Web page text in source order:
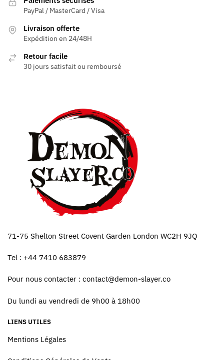
PayPal / MasterCard / Visa
Livraison offerte
Expédition en 24/48H
Retour facile
30 jours satisfait ou remboursé
71-75 Shelton Street Covent Garden London WC2H 9JQ
Tel : +44 7410 683879
Pour nous contacter : contact@demon-slayer.co
Du lundi au vendredi de 9h00 à 18h00
LIENS UTILES
Mentions Légales